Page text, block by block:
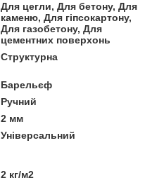
Для цегли, Для бетону, Для
каменю, Для гіпсокартону,
Для газобетону, Для
цементних поверхонь
Структурна
Барельєф
Ручний
2 мм
Універсальний
2 кг/м2